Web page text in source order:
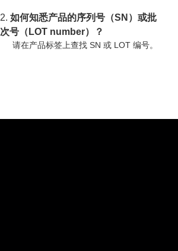
2.如何知悉产品的序列号（SN）或批
次号（LOT number）？
请在产品标签上查找 SN 或 LOT 编号。